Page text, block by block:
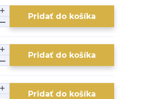
Pridať do košíka
Pridať do košíka
Pridať do košíka